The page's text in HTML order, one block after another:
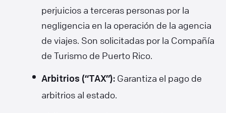
perjuicios a terceras personas por la
negligencia en la operación de la agencia
de viajes. Son solicitadas por la Compañía
de Turismo de Puerto Rico.
Arbitrios (“TAX”): Garantiza el pago de
arbitrios al estado.